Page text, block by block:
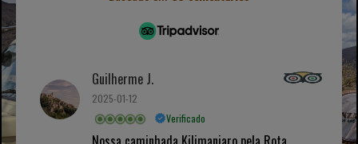
Guilherme J.
2025-01-12
Verificado